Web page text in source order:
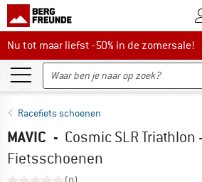
Nu tot maar liefst -50% in de zomersale!
Nu tot maar liefst -50% in de
Racefiets schoenen
MAVIC - Cosmic SLR Triathlon -
Fietsschoenen